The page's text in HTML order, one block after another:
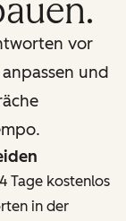
vor
und
Tage kostenlos
in der